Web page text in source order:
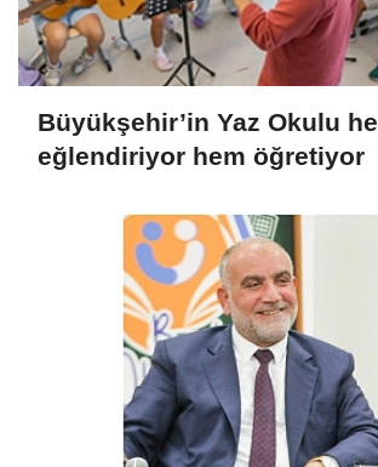
Büyükşehir’in Yaz Okulu
eğlendiriyor hem öğretiyor